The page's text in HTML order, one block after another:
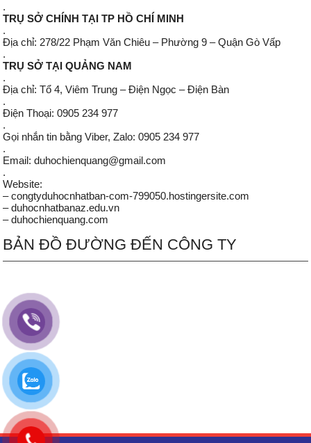
.
TRỤ SỞ CHÍNH TẠI TP HỒ CHÍ MINH
.
Địa chỉ: 278/22 Phạm Văn Chiêu – Phường 9 – Quận Gò Vấp
.
TRỤ SỞ TẠI QUẢNG NAM
.
Địa chỉ: Tổ 4, Viêm Trung – Điện Ngọc – Điện Bàn
.
Điện Thoại: 0905 234 977
.
Gọi nhắn tin bằng Viber, Zalo: 0905 234 977
.
Email: duhochienquang@gmail.com
.
Website:
– congtyduhocnhatban-com-799050.hostingersite.com
– duhocnhatbanaz.edu.vn
– duhochienquang.com
BẢN ĐỒ ĐƯỜNG ĐẾN CÔNG TY